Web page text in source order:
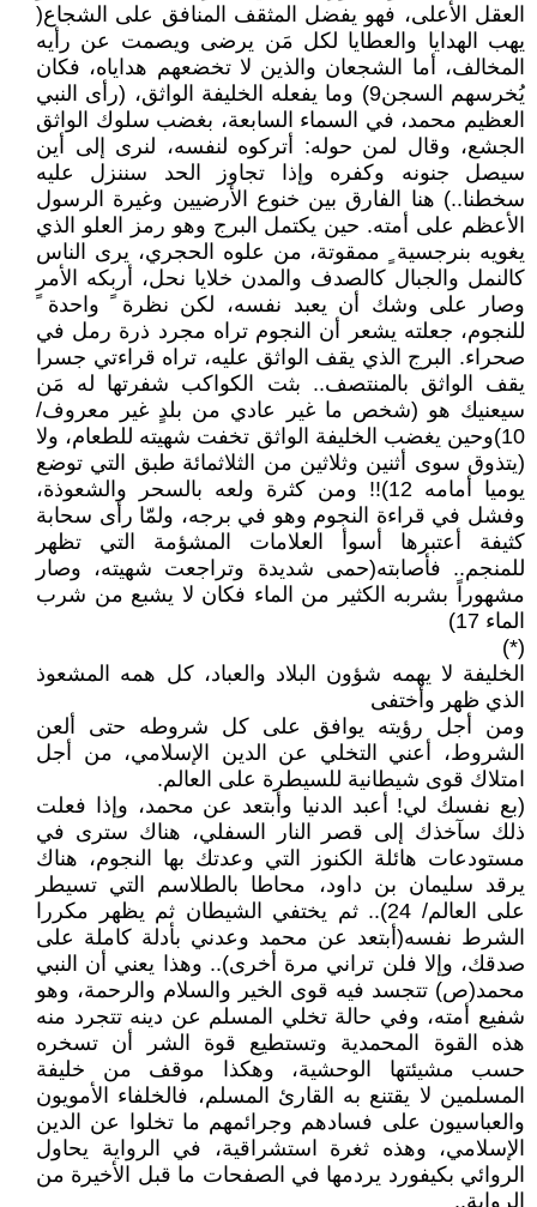
العقل الأعلى، فهو يفضل المثقف المنافق على الشجاع(
يهب الهدايا والعطايا لكل مَن يرضى ويصمت عن رأيه
المخالف، أما الشجعان والذين لا تخضعهم هداياه، فكان
يُخرسهم السجن9) وما يفعله الخليفة الواثق، (رأى النبي
العظيم محمد، في السماء السابعة، بغضب سلوك الواثق
الجشع، وقال لمن حوله: أتركوه لنفسه، لنرى إلى أين
سيصل جنونه وكفره وإذا تجاوز الحد سننزل عليه
سخطنا..) هنا الفارق بين خنوع الأرضيين وغيرة الرسول
الأعظم على أمته. حين يكتمل البرج وهو رمز العلو الذي
يغويه بنرجسية ٍ ممقوتة، من علوه الحجري، يرى الناس
كالنمل والجبال كالصدف والمدن خلايا نحل، أربكه الأمر
وصار على وشك أن يعبد نفسه، لكن نظرة ً واحدة ً
للنجوم، جعلته يشعر أن النجوم تراه مجرد ذرة رمل في
صحراء. البرج الذي يقف الواثق عليه، تراه قراءتي جسرا
يقف الواثق بالمنتصف.. بثت الكواكب شفرتها له مَن
سيعنيك هو (شخص ما غير عادي من بلدٍ غير معروف/
10)وحين يغضب الخليفة الواثق تخفت شهيته للطعام، ولا
(يتذوق سوى أثنين وثلاثين من الثلاثمائة طبق التي توضع
يوميا أمامه 12)!! ومن كثرة ولعه بالسحر والشعوذة،
وفشل في قراءة النجوم وهو في برجه، ولمّا رأى سحابة
كثيفة أعتبرها أسوأ العلامات المشؤمة التي تظهر
للمنجم.. فأصابته(حمى شديدة وتراجعت شهيته، وصار
مشهوراً بشربه الكثير من الماء فكان لا يشبع من شرب
الماء 17)
(*)
الخليفة لا يهمه شؤون البلاد والعباد، كل همه المشعوذ
الذي ظهر وأختفى
ومن أجل رؤيته يوافق على كل شروطه حتى ألعن
الشروط، أعني التخلي عن الدين الإسلامي، من أجل
امتلاك قوى شيطانية للسيطرة على العالم.
(بع نفسك لي! أعبد الدنيا وأبتعد عن محمد، وإذا فعلت
ذلك سآخذك إلى قصر النار السفلي، هناك سترى في
مستودعات هائلة الكنوز التي وعدتك بها النجوم، هناك
يرقد سليمان بن داود، محاطا بالطلاسم التي تسيطر
على العالم/ 24).. ثم يختفي الشيطان ثم يظهر مكررا
الشرط نفسه(أبتعد عن محمد وعدني بأدلة كاملة على
صدقك، وإلا فلن تراني مرة أخرى).. وهذا يعني أن النبي
محمد(ص) تتجسد فيه قوى الخير والسلام والرحمة، وهو
شفيع أمته، وفي حالة تخلي المسلم عن دينه تتجرد منه
هذه القوة المحمدية وتستطيع قوة الشر أن تسخره
حسب مشيئتها الوحشية، وهكذا موقف من خليفة
المسلمين لا يقتنع به القارئ المسلم، فالخلفاء الأمويون
والعباسيون على فسادهم وجرائمهم ما تخلوا عن الدين
الإسلامي، وهذه ثغرة استشراقية، في الرواية يحاول
الروائي بكيفورد يردمها في الصفحات ما قبل الأخيرة من
الرواية..